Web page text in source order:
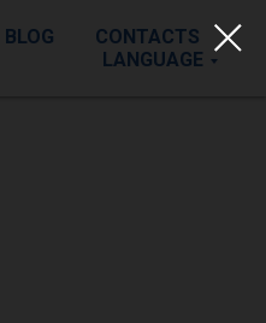
BLOG
CONTACTS
LANGUAGE